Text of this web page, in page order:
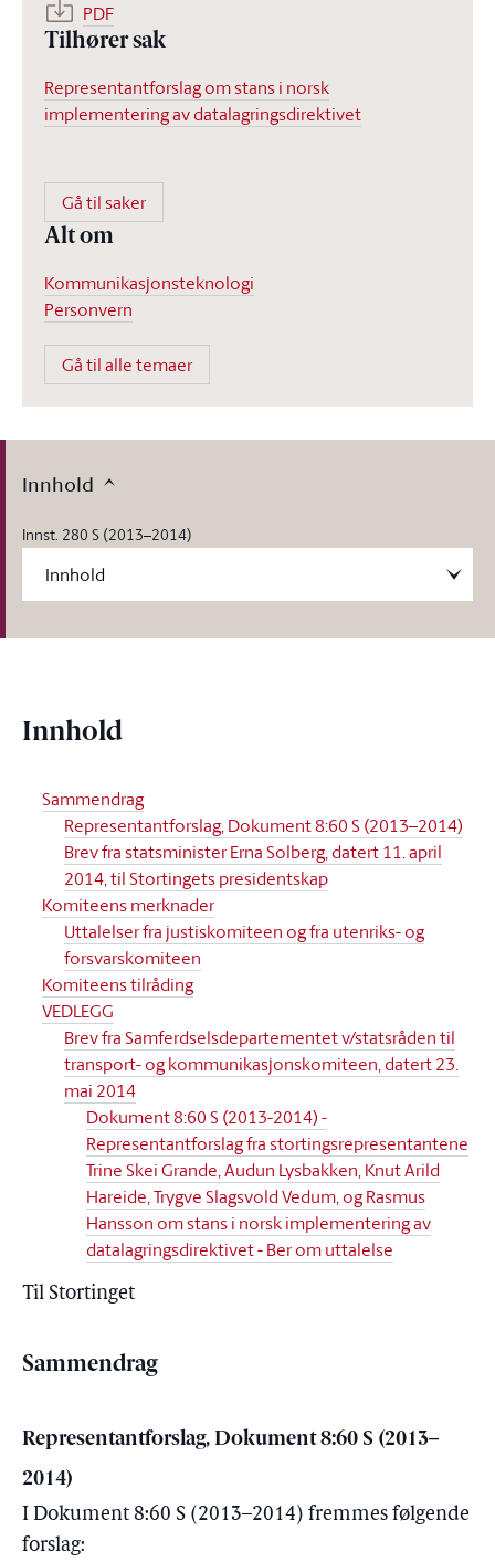
PDF
Tilhører sak
Representantforslag om stans i norsk
implementering av datalagringsdirektivet
Gå til saker
Alt om
Kommunikasjonsteknologi
Personvern
Gå til alle temaer
Innhold
Innst. 280 S (2013–2014)
Innhold
Sammendrag
Representantforslag, Dokument 8:60 S (2013–2014)
Brev fra statsminister Erna Solberg, datert 11. april
2014, til Stortingets presidentskap
Komiteens merknader
Uttalelser fra justiskomiteen og fra utenriks- og
forsvarskomiteen
Komiteens tilråding
VEDLEGG
Brev fra Samferdselsdepartementet v/statsråden til
transport- og kommunikasjonskomiteen, datert 23.
mai 2014
Dokument 8:60 S (2013-2014) -
Representantforslag fra stortingsrepresentantene
Trine Skei Grande, Audun Lysbakken, Knut Arild
Hareide, Trygve Slagsvold Vedum, og Rasmus
Hansson om stans i norsk implementering av
datalagringsdirektivet - Ber om uttalelse
Til Stortinget
Sammendrag
Representantforslag, Dokument 8:60 S (2013–
2014)
I Dokument 8:60 S (2013–2014) fremmes følgende
forslag: